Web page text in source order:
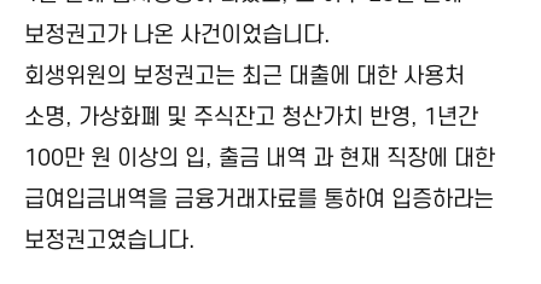
보정권고가 나온 사건이었습니다.
회생위원의 보정권고는 최근 대출에 대한 사용처
소명, 가상화폐 및 주식잔고 청산가치 반영, 1년간
100만 원 이상의 입, 출금 내역 과 현재 직장에 대한
급여입금내역을 금융거래자료를 통하여 입증하라는
보정권고였습니다.